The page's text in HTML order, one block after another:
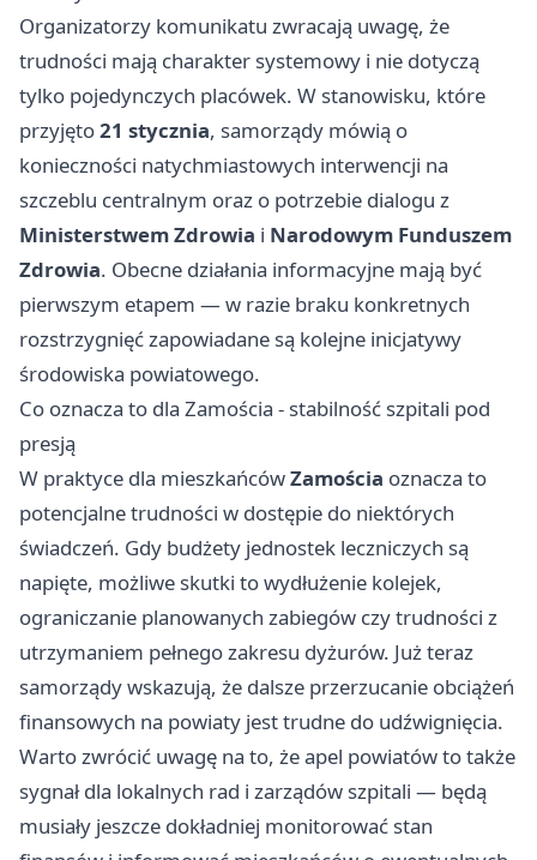
Organizatorzy komunikatu zwracają uwagę, że
trudności mają charakter systemowy i nie dotyczą
tylko pojedynczych placówek. W stanowisku, które
przyjęto21 stycznia, samorządy mówią o
konieczności natychmiastowych interwencji na
szczeblu centralnym oraz o potrzebie dialogu z
Ministerstwem Zdrowia i Narodowym Funduszem
Zdrowia. Obecne działania informacyjne mają być
pierwszym etapem — w razie braku konkretnych
rozstrzygnięć zapowiadane są kolejne inicjatywy
środowiska powiatowego.
Co oznacza to dla Zamościa - stabilność szpitali pod
presją
W praktyce dla mieszkańcówZamościa oznacza to
potencjalne trudności w dostępie do niektórych
świadczeń. Gdy budżety jednostek leczniczych są
napięte, możliwe skutki to wydłużenie kolejek,
ograniczanie planowanych zabiegów czy trudności z
utrzymaniem pełnego zakresu dyżurów. Już teraz
samorządy wskazują, że dalsze przerzucanie obciążeń
finansowych na powiaty jest trudne do udźwignięcia.
Warto zwrócić uwagę na to, że apel powiatów to także
sygnał dla lokalnych rad i zarządów szpitali — będą
musiały jeszcze dokładniej monitorować stan